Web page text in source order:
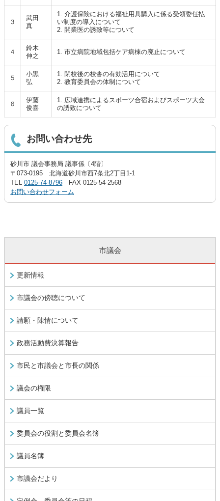
３
武田
真
1. 介護保険における福祉用具購入に係る受領委任払
い制度の導入について
2. 開業医の誘致等について
４
鈴木
伸之
1. 市立病院地域包括ケア病棟の廃止について
５
小黒
弘
1. 閉校後の校舎の有効活用について
2. 教育委員会の体制について
６
伊藤
俊喜
1. 広域連携によるスポーツ合宿およびスポーツ大会
の誘致について
お問い合わせ先
砂川市 議会事務局 議事係〔4階〕
〒073-0195 北海道砂川市西7条北2丁目1-1
TEL 0125-74-8796 FAX 0125-54-2568
お問い合わせフォーム
市議会
更新情報
市議会の傍聴について
請願・陳情について
政務活動費決算報告
市民と市議会と市長の関係
議会の権限
議員一覧
委員会の役割と委員会名簿
議員名簿
市議会だより